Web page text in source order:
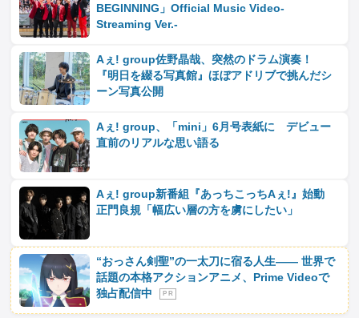
BEGINNING」Official Music Video‐
Streaming Ver.‐
Aぇ! group佐野晶哉、突然のドラム演奏！
『明日を綴る写真館』ほぼアドリブで挑んだシ
ーン写真公開
Aぇ! group、「mini」6月号表紙に デビュー
直前のリアルな思い語る
Aぇ! group新番組『あっちこっちAぇ!』始動
正門良規「幅広い層の方を虜にしたい」
“おっさん剣聖”の一太刀に宿る人生―― 世界で
話題の本格アクションアニメ、Prime Videoで
独占配信中
P R